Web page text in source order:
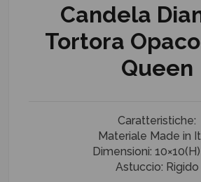
Candela
Tortora
Queen
Caratteristiche:
Materiale Made in
Dimensioni:
Astuccio: Rigido